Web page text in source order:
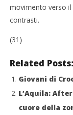
movimento verso
contrasti.
(31)
Related Posts:
Giovani di
L’Aquila:
cuore della